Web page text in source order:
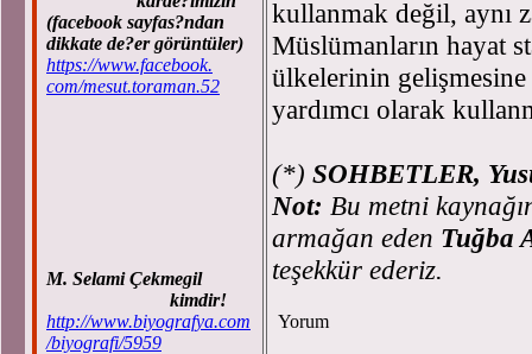
(facebook sayfas?ndan
dikkate de?er görüntüler)
https://www.facebook.
com/mesut.toraman.52
M. Selami Çekmegil
kimdir!
http://www.biyografya.com
/biyografi/5959
kullanmak değil, aynı
Müslümanların hayat
ülkelerinin gelişmesine
yardımcı olarak
(*) SOHBETLER,
Not: Bu metni
armağan eden Tuğba
teşekkür ederiz.
Yorum